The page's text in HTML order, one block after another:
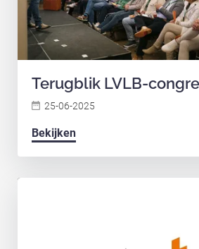
Terugblik LVLB-
25-06-2025
Bekijken